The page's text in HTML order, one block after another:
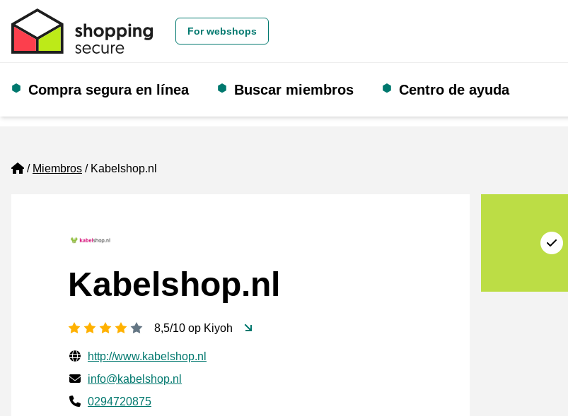
For webshops
Compra segura en línea Buscar miembros Centro de ayuda
Home
Miembros Kabelshop.nl
Kabelshop.nl
[_General:NumberOfStarsPluralFormat]
8,5/10 op Kiyoh
Información de contacto verificada
Website URL
http://www.kabelshop.nl
Envía un correo electrónico a
info@kabelshop.nl
Phone number
0294720875